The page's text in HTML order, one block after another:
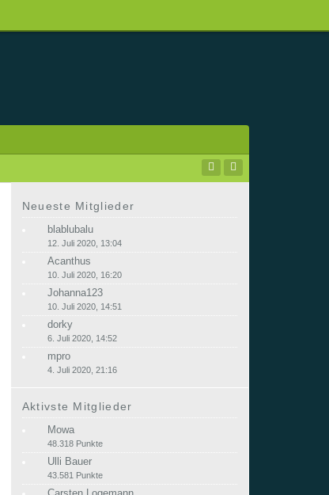
Neueste Mitglieder
blablubalu
12. Juli 2020, 13:04
Acanthus
10. Juli 2020, 16:20
Johanna123
10. Juli 2020, 14:51
dorky
6. Juli 2020, 14:52
mpro
4. Juli 2020, 21:16
Aktivste Mitglieder
Mowa
48.318 Punkte
Ulli Bauer
43.581 Punkte